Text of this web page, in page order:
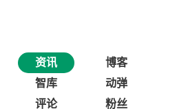
资讯 博客
智库
动弹
评论
粉丝